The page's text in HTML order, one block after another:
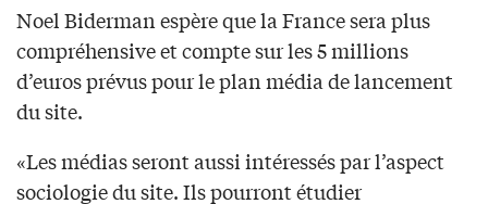
Noel Biderman espère que la France sera plus
compréhensive et compte sur les 5 millions
d’euros prévus pour le plan média de lancement
du site.
«Les médias seront aussi intéressés par l’aspect
sociologie du site. Ils pourront étudier